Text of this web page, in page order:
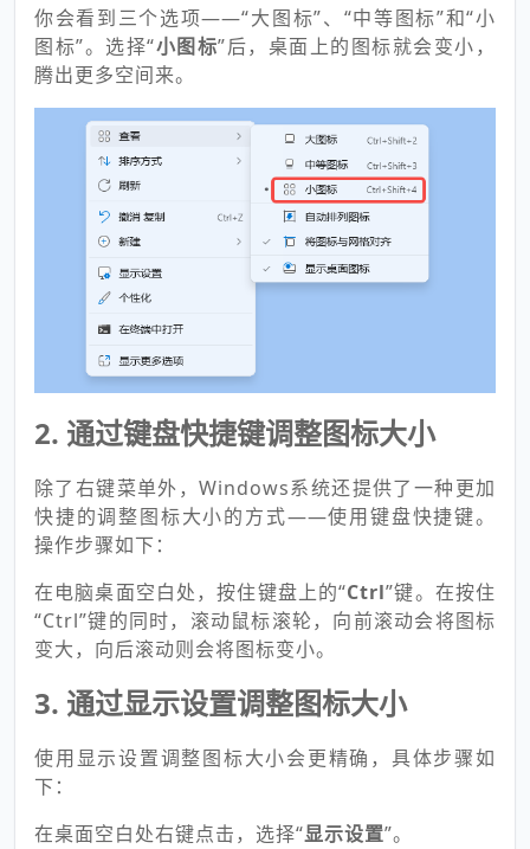
你会看到三个选项——“大图标”、“中等图标”和“小
图标”。选择“小图标”后，桌面上的图标就会变小，
腾出更多空间来。
2. 通过键盘快捷键调整图标大小
除了右键菜单外，Windows系统还提供了一种更加
快捷的调整图标大小的方式——使用键盘快捷键。
操作步骤如下：
在电脑桌面空白处，按住键盘上的“Ctrl”键。在按住
“Ctrl”键的同时，滚动鼠标滚轮，向前滚动会将图标
变大，向后滚动则会将图标变小。
3. 通过显示设置调整图标大小
使用显示设置调整图标大小会更精确，具体步骤如
下：
在桌面空白处右键点击，选择“显示设置”。